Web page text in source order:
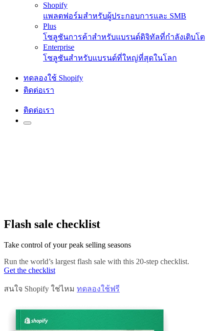
Shopify
แพลตฟอร์มสำหรับผู้ประกอบการและ SMB
Plus
โซลูชันการค้าสำหรับแบรนด์ดิจิทัลที่กำลังเติบโต
Enterprise
โซลูชันสำหรับแบรนด์ที่ใหญ่ที่สุดในโลก
ทดลองใช้ Shopify
ติดต่อเรา
ติดต่อเรา
Flash sale checklist
Take control of your peak selling seasons
Run the world’s largest flash sale with this 20-step checklist.
Get the checklist
สนใจ Shopify ใช่ไหม ทดลองใช้ฟรี